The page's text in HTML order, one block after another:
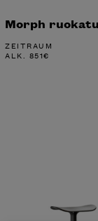
Morph
ZEITRAUM
ALK. 851€